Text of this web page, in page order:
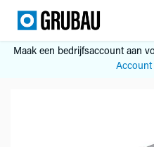
Overslaan naar inhoud
Maak een bedrijfsaccount aan
Account